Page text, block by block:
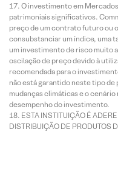
O investimento em
patrimoniais significativos.
preço de um contrato futuro ou
consubstanciar um índice, uma
um investimento de risco muito
oscilação de preço devido à
recomendada para o
não está garantido neste tipo
mudanças climáticas e o
desempenho do investimento.
ESTA INSTITUIÇÃO É
DISTRIBUIÇÃO DE PRODUTOS